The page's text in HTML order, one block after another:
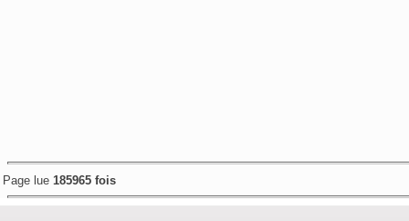
Page lue185965 fois